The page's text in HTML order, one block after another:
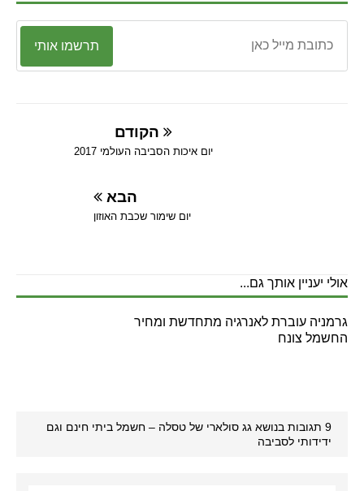
תרשמו אותי
הקודם
יום איכות הסביבה העולמי 2017
הבא
יום שימור שכבת האוזון
אולי יעניין אותך גם...
גרמניה עוברת לאנרגיה מתחדשת ומחיר
החשמל צונח
9 תגובות בנושא גג סולארי של טסלה – חשמל ביתי חינם וגם
ידידותי לסביבה